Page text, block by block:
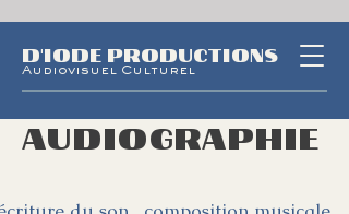
D'IODE PRODUCTIONS
Audiovisuel Culturel
AUDIOGRAPHIE